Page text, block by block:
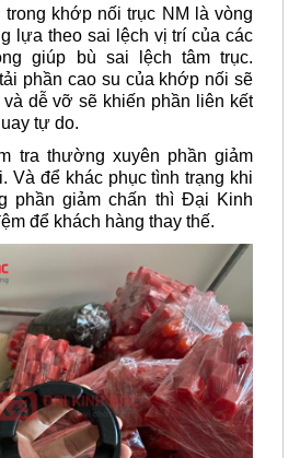
trong khớp nối trục NM là vòng
lựa theo sai lệch vị trí của các
giúp bù sai lệch tâm trục.
phần cao su của khớp nối sẽ
và dễ vỡ sẽ khiến phần liên kết
tự do.
tra thường xuyên phần giảm
Và để khác phục tình trạng khi
phần giảm chấn thì Đại Kinh
để khách hàng thay thế.